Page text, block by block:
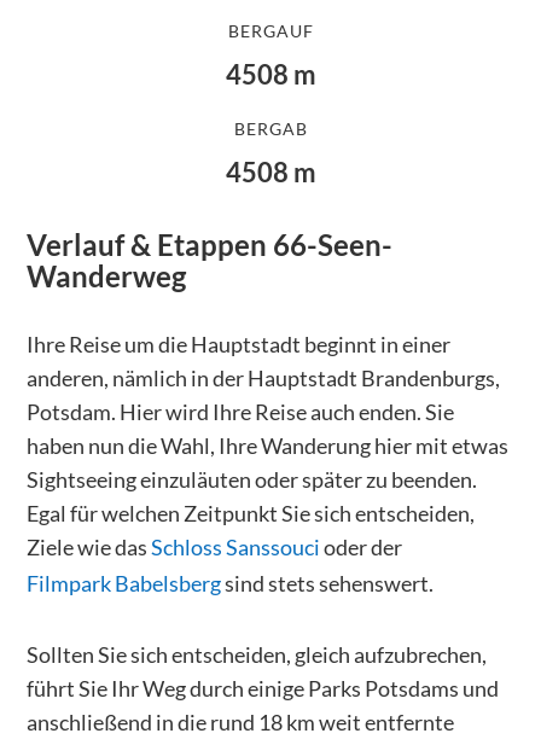
BERGAUF
4508 m
BERGAB
4508 m
Verlauf & Etappen 66-Seen-
Wanderweg
Ihre Reise um die Hauptstadt beginnt in einer
anderen, nämlich in der Hauptstadt Brandenburgs,
Potsdam. Hier wird Ihre Reise auch enden. Sie
haben nun die Wahl, Ihre Wanderung hier mit etwas
Sightseeing einzuläuten oder später zu beenden.
Egal für welchen Zeitpunkt Sie sich entscheiden,
Ziele wie dasSchloss Sanssoucioder der
Filmpark Babelsbergsind stets sehenswert.
Sollten Sie sich entscheiden, gleich aufzubrechen,
führt Sie Ihr Weg durch einige Parks Potsdams und
anschließend in die rund 18 km weit entfernte